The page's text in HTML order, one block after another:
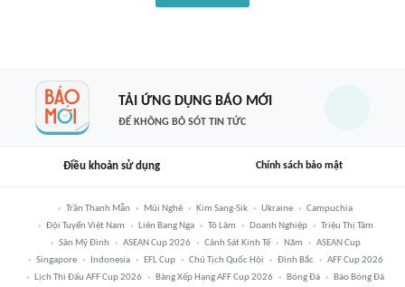
TẢI ỨNG DỤNG BÁO MỚI
ĐỂ KHÔNG BỎ SÓT TIN TỨC
Điều khoản sử dụng Chính sách bảo mật
Trần Thanh Mẫn Mũi Nghê Kim Sang-Sik Ukraine
Campuchia
Đội Tuyển Việt Nam
Liên Bang Nga Tô Lâm Doanh Nghiệp
Triệu Thị Tâm
Sân Mỹ Đình
ASEAN Cup 2026 Cảnh Sát Kinh Tế Năm
ASEAN Cup
Singapore
Indonesia EFL Cup Chủ Tịch Quốc Hội Đình Bắc
AFF Cup 2026
Lịch Thi Đấu AFF Cup 2026
Bảng Xếp Hạng AFF Cup 2026 Bóng Đá Báo Bóng Đá